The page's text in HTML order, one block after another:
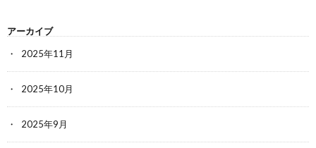
アーカイブ
2025年11月
2025年10月
2025年9月